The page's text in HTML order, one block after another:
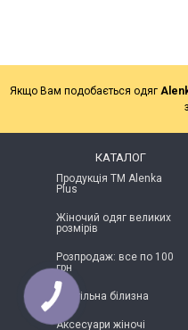
Якщо Вам подобається одяг
КАТАЛОГ
Продукція ТМ Alenka
Plus
Жіночий одяг великих
розмірів
Розпродаж: все по 100
грн
Постільна білизна
Аксесуари жіночі